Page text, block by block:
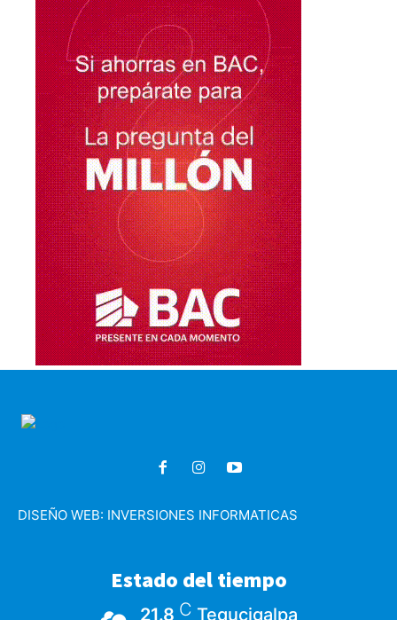
DISEÑO WEB: INVERSIONES INFORMATICAS
Estado del tiempo
21.8 C Tegucigalpa